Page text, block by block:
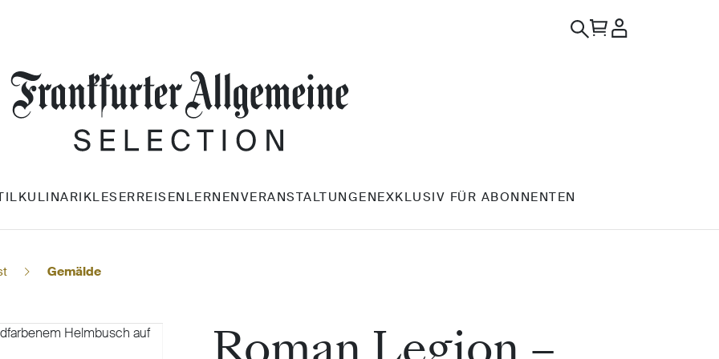
KULINARIKLESERREISEN LERNENVERANSTALTUNGENEXKLUSIV FÜR ABONNENTEN
Gemälde